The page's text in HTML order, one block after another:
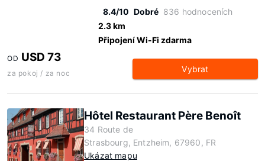
8.4/10 Dobré 836 hodnoceních
2.3 km
Připojení Wi-Fi zdarma
OD USD 73
za pokoj / za noc Vybrat
Hôtel Restaurant Père Benoît
34 Route de
Strasbourg, Entzheim, 67960, FR
Ukázat mapu